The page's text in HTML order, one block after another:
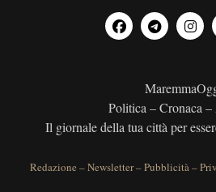
Politica – Cronaca
Il giornale della tua città per
Redazione –Newsletter–Pubblicità–